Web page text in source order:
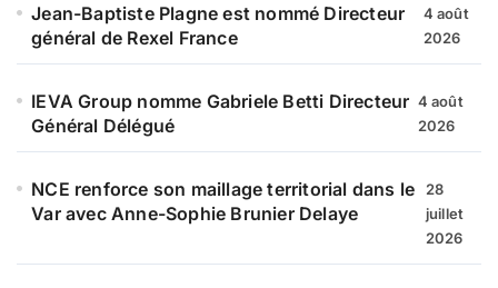
Jean-Baptiste Plagne est nommé Directeur
général de Rexel France
4 août
2026
IEVA Group nomme Gabriele Betti Directeur
Général Délégué
4 août
2026
NCE renforce son maillage territorial dans le
Var avec Anne-Sophie Brunier Delaye
28
juillet
2026